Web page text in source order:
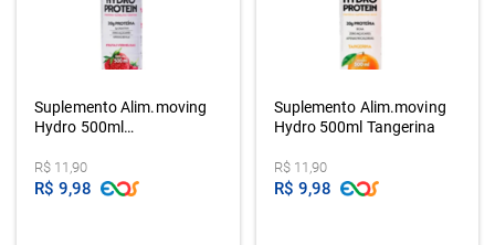
Suplemento Alim.moving
Hydro 500ml
R$ 11,90
R$ 9,98
Suplemento Alim.moving
Hydro 500ml Tangerina
R$ 11,90
R$ 9,98